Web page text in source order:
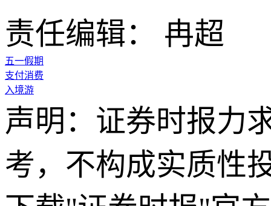
责任编辑： 冉超
五一假期
支付消费
入境游
声明：证券时报力
考，不构成实质性